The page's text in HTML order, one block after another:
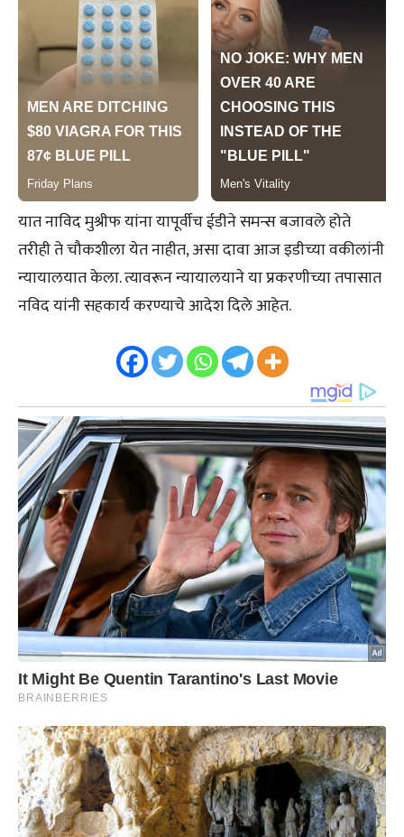
यात नाविद मुश्रीफ यांना यापूर्वीच ईडीने समन्स बजावले होते
तरीही ते चौकशीला येत नाहीत, असा दावा आज इडीच्या वकीलांनी
न्यायालयात केला. त्यावरून न्यायालयाने या प्रकरणीच्या तपासात
नविद यांनी सहकार्य करण्याचे आदेश दिले आहेत.